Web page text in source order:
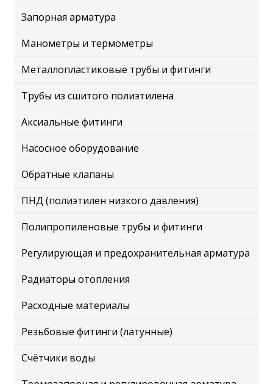
Запорная арматура
Манометры и термометры
Металлопластиковые трубы и фитинги
Трубы из сшитого полиэтилена
Аксиальные фитинги
Насосное оборудование
Обратные клапаны
ПНД (полиэтилен низкого давления)
Полипропиленовые трубы и фитинги
Регулирующая и предохранительная арматура
Радиаторы отопления
Расходные материалы
Резьбовые фитинги (латунные)
Счётчики воды